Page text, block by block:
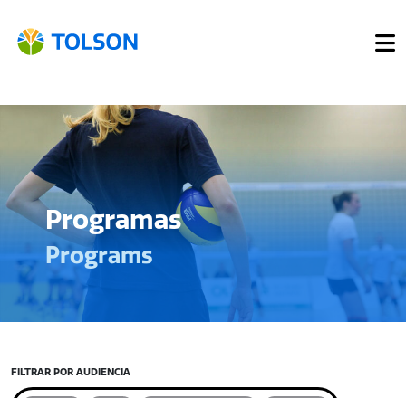
Programas
Programs
FILTRAR POR AUDIENCIA